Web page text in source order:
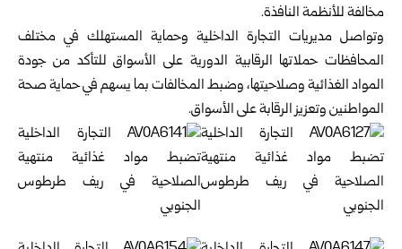
مخالفة للأنظمة ‏النافذة.‏
وتواصل مديريات التجارة الداخلية وحماية المستهلك في مختلف
المحافظات ‏حملاتها الرقابية الدورية على الأسواق للتأكد من جودة
المواد الغذائية ‏وصلاحيتها، وضبط المخالفات بما يسهم في حماية صحة
المواطنين وتعزيز ‏الرقابة على الأسواق.‏